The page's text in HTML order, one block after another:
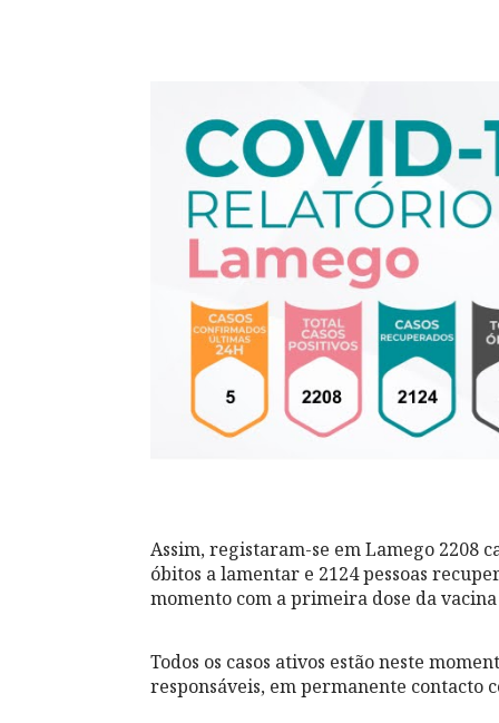
Assim, registaram-se em Lamego 2208
óbitos a lamentar e 2124 pessoas
momento com a primeira dose da vacina
Todos os casos ativos estão neste
responsáveis, em permanente contacto